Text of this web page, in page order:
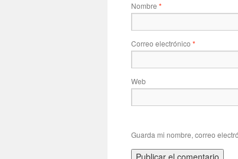
Nombre *
Correo electrónico *
Web
Guarda mi nombre, correo